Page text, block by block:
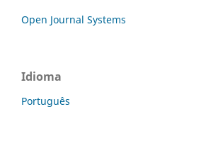
Open Journal Systems
Idioma
Português